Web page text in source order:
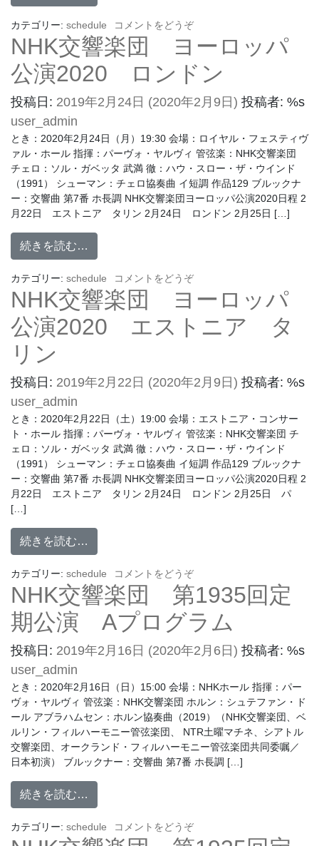
カテゴリー: schedule コメントをどうぞ
NHK交響楽団 ヨーロッパ
公演2020 ロンドン
投稿日: 2019年2月24日 (2020年2月9日) 投稿者: %s
user_admin
とき：2020年2月24日（月）19:30 会場：ロイヤル・フェスティヴ
ァル・ホール 指揮：パーヴォ・ヤルヴィ 管弦楽：NHK交響楽団
チェロ：ソル・ガベッタ 武満 徹：ハウ・スロー・ザ・ウインド
（1991） シューマン：チェロ協奏曲 イ短調 作品129 ブルックナ
ー：交響曲 第7番 ホ長調 NHK交響楽団ヨーロッパ公演2020日程 2
月22日 エストニア タリン 2月24日 ロンドン 2月25日 […]
続きを読む…
カテゴリー: schedule コメントをどうぞ
NHK交響楽団 ヨーロッパ
公演2020 エストニア タ
リン
投稿日: 2019年2月22日 (2020年2月9日) 投稿者: %s
user_admin
とき：2020年2月22日（土）19:00 会場：エストニア・コンサー
ト・ホール 指揮：パーヴォ・ヤルヴィ 管弦楽：NHK交響楽団 チ
ェロ：ソル・ガベッタ 武満 徹：ハウ・スロー・ザ・ウインド
（1991） シューマン：チェロ協奏曲 イ短調 作品129 ブルックナ
ー：交響曲 第7番 ホ長調 NHK交響楽団ヨーロッパ公演2020日程 2
月22日 エストニア タリン 2月24日 ロンドン 2月25日 パ
[…]
続きを読む…
カテゴリー: schedule コメントをどうぞ
NHK交響楽団 第1935回定
期公演 Aプログラム
投稿日: 2019年2月16日 (2020年2月6日) 投稿者: %s
user_admin
とき：2020年2月16日（日）15:00 会場：NHKホール 指揮：パー
ヴォ・ヤルヴィ 管弦楽：NHK交響楽団 ホルン：シュテファン・ド
ール アブラハムセン：ホルン協奏曲（2019）（NHK交響楽団、ベ
ルリン・フィルハーモニー管弦楽団、 NTR土曜マチネ、シアトル
交響楽団、オークランド・フィルハーモニー管弦楽団共同委嘱／
日本初演） ブルックナー：交響曲 第7番 ホ長調 […]
続きを読む…
カテゴリー: schedule コメントをどうぞ